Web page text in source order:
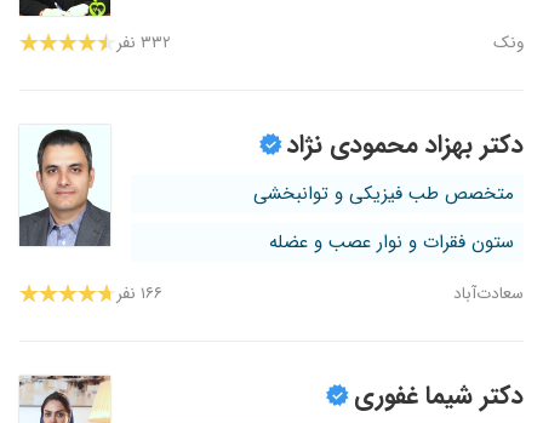
ونک ۳۳۲ نفر
دکتر بهزاد محمودی نژاد
متخصص طب فیزیکی و توانبخشی
ستون فقرات و نوار عصب و عضله
سعادت‌آباد ۱۶۶ نفر
دکتر شیما غفوری